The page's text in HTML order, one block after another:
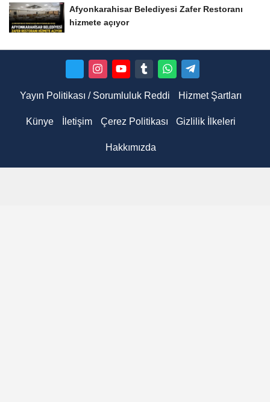
Afyonkarahisar Belediyesi Zafer Restoranı
hizmete açıyor
Yayın Politikası / Sorumluluk Reddi Hizmet Şartları
Künye İletişim Çerez Politikası Gizlilik İlkeleri
Hakkımızda